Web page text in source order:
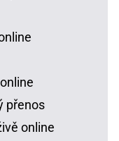
přenos
online